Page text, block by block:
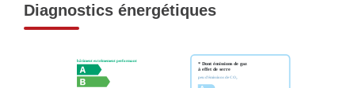
Espace Client Saint-Flour (VDS Immobilier)
Espace Client Aurillac (AGI)
Espace Dossier Location
Diagnostics énergétiques